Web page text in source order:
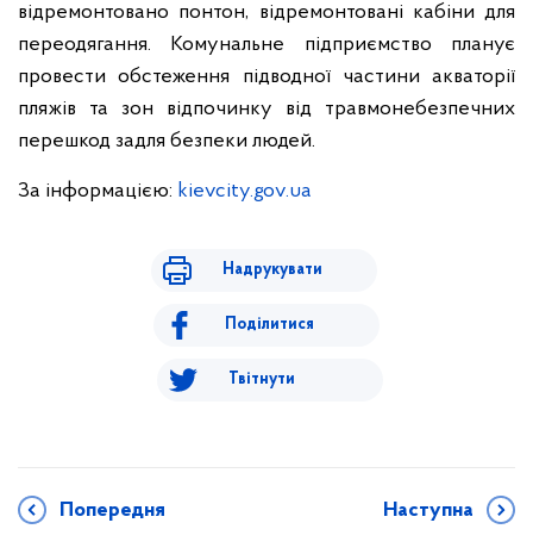
відремонтовано понтон, відремонтовані кабіни для
переодягання. Комунальне підприємство планує
провести обстеження підводної частини акваторії
пляжів та зон відпочинку від травмонебезпечних
перешкод задля безпеки людей.
За інформацією: kievcity.gov.ua
Надрукувати
Поділитися
Твітнути
Попередня Наступна